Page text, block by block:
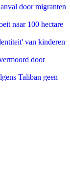
door migranten
naar 100 hectare
van kinderen
door
Taliban geen